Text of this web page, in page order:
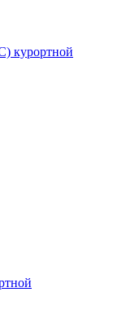
курортной